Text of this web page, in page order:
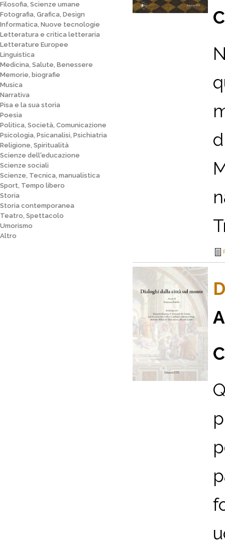
Filosofia, Scienze umane
Fotografia, Grafica, Design
Informatica, Nuove tecnologie
Letteratura e critica letteraria
Letterature Europee
Linguistica
Medicina, Salute, Benessere
Memorie, biografie
Musica
Narrativa
Pisa e la sua storia
Poesia
Politica, Società, Comunicazione
Psicologia, Psicanalisi, Psichiatria
Religione, Spiritualità
Scienze dell'educazione
Scienze sociali
Scienze, Tecnica, manualistica
Sport, Tempo libero
Storia
Storia contemporanea
Teatro, Spettacolo
Umorismo
Altro